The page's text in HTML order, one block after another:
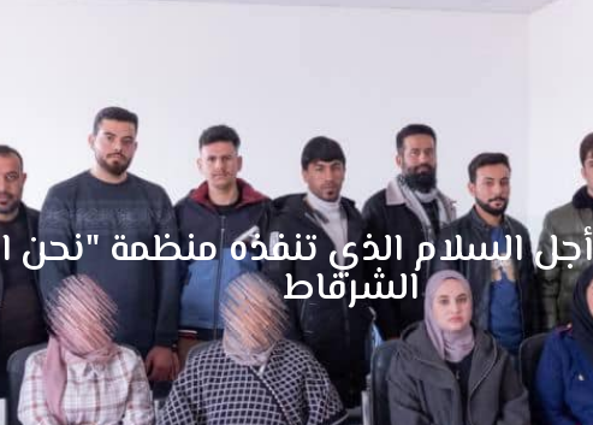
السلام الذي تنفذه منظمة "نحن
الشرقاط